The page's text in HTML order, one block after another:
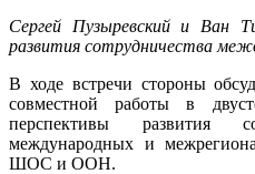
Сергей Пузыревский и Ван
развития сотрудничества
В ходе встречи стороны
совместной работы в
перспективы развития
международных и
ШОС и ООН.